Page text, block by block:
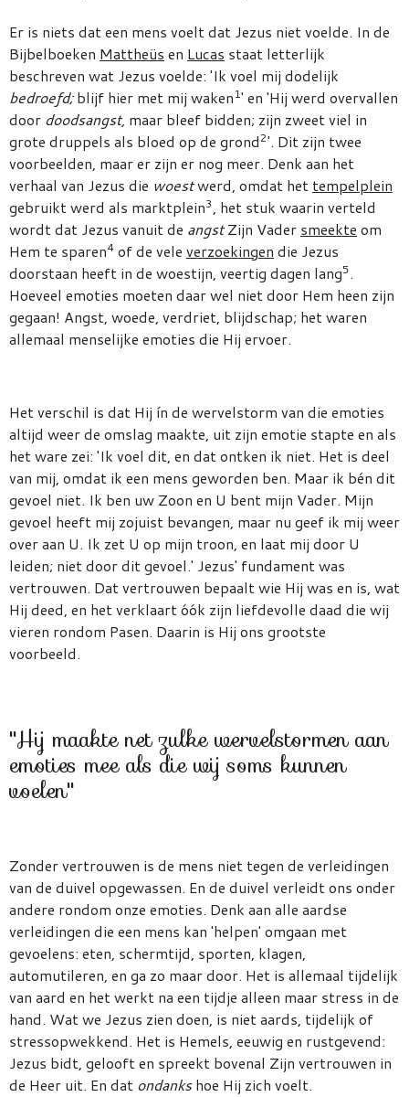
Er is niets dat een mens voelt dat Jezus niet voelde. In de
Bijbelboeken Mattheüs en Lucas staat letterlijk
beschreven wat Jezus voelde: 'Ik voel mij dodelijk
bedroefd;blijf hier met mij waken1' en 'Hij werd overvallen
door doodsangst, maar bleef bidden; zijn zweet viel in
grote druppels als bloed op de grond2'. Dit zijn twee
voorbeelden, maar er zijn er nog meer. Denk aan het
verhaal van Jezus die woestwerd, omdat het tempelplein
gebruikt werd als marktplein3, het stuk waarin verteld
wordt dat Jezus vanuit de angstZijn Vader smeekte om
Hem te sparen4 of de vele verzoekingen die Jezus
doorstaan heeft in de woestijn, veertig dagen lang5.
Hoeveel emoties moeten daar wel niet door Hem heen zijn
gegaan! Angst, woede, verdriet, blijdschap; het waren
allemaal menselijke emoties die Hij ervoer.
Het verschil is dat Hij ín de wervelstorm van die emoties
altijd weer de omslag maakte, uit zijn emotie stapte en als
het ware zei: 'Ik voel dit, en dat ontken ik niet. Het is deel
van mij, omdat ik een mens geworden ben. Maar ik bén dit
gevoel niet. Ik ben uw Zoon en U bent mijn Vader. Mijn
gevoel heeft mij zojuist bevangen, maar nu geef ik mij weer
over aan U. Ik zet U op mijn troon, en laat mij door U
leiden; niet door dit gevoel.' Jezus' fundament was
vertrouwen. Dat vertrouwen bepaalt wie Hij was en is, wat
Hij deed, en het verklaart óók zijn liefdevolle daad die wij
vieren rondom Pasen. Daarin is Hij ons grootste
voorbeeld.
''Hij maakte net zulke wervelstormen aan
emoties mee als die wij soms kunnen
voelen''
Zonder vertrouwen is de mens niet tegen de verleidingen
van de duivel opgewassen. En de duivel verleidt ons onder
andere rondom onze emoties. Denk aan alle aardse
verleidingen die een mens kan 'helpen' omgaan met
gevoelens: eten, schermtijd, sporten, klagen,
automutileren, en ga zo maar door. Het is allemaal tijdelijk
van aard en het werkt na een tijdje alleen maar stress in de
hand. Wat we Jezus zien doen, is niet aards, tijdelijk of
stressopwekkend. Het is Hemels, eeuwig en rustgevend:
Jezus bidt, gelooft en spreekt bovenal Zijn vertrouwen in
de Heer uit. En dat ondankshoe Hij zich voelt.